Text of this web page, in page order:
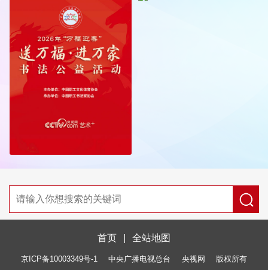
首页 全站地图
京ICP备10003349号-1 中央广播电视总台 央视网 版权所有